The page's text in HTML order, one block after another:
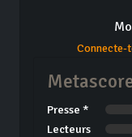
Connecte-
Presse *
Lecteurs